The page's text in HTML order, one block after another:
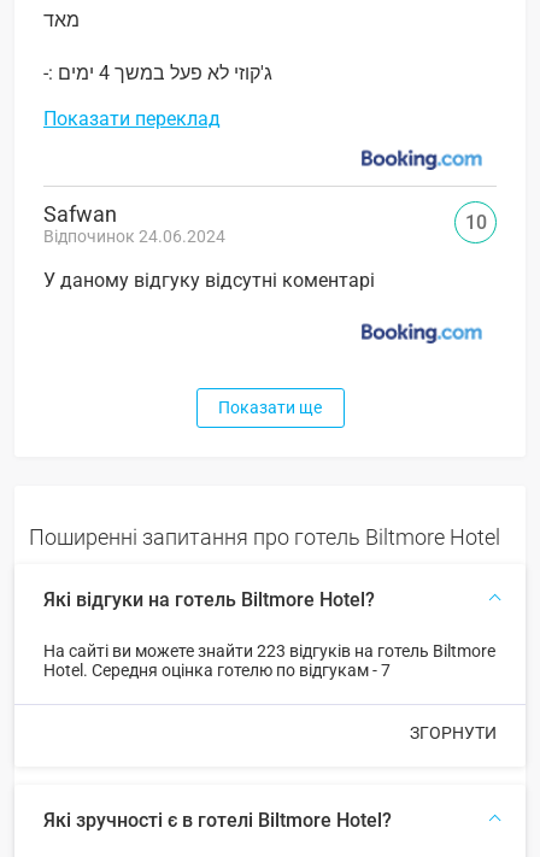
מאד
-: ג'קוזי לא פעל במשך 4 ימים
Показати переклад
Safwan
Відпочинок 24.06.2024
У даному відгуку відсутні коментарі
10
Показати ще
Поширенні запитання про готель Biltmore Hotel
Які відгуки на готель Biltmore Hotel?
На сайті ви можете знайти 223 відгуків на готель Biltmore
Hotel. Середня оцінка готелю по відгукам - 7
ЗГОРНУТИ
Які зручності є в готелі Biltmore Hotel?